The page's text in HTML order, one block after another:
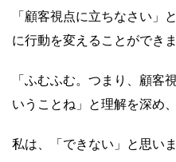
「顧客視点に立ちなさい」
に行動を変えることができ
「ふむふむ。つまり、顧客
いうことね」と理解を深め
私は、「できない」と思いま